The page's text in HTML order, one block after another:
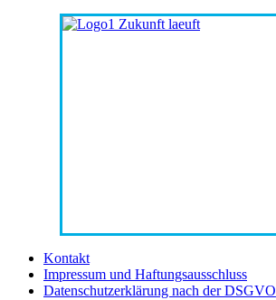
Kontakt
Impressum und Haftungsausschluss
Datenschutzerklärung nach der DSGVO